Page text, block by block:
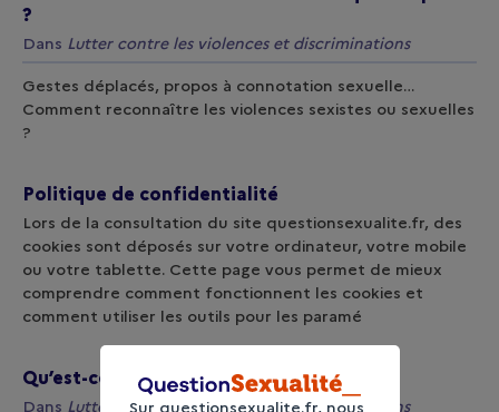
?
Dans Lutter contre les violences et discriminations
Gestes déplacés, propos à connotation sexuelle…
Comment reconnaître les violences sexistes ou sexuelles
?
Politique de confidentialité
Lors de la consultation du site questionsexualite.fr, des
cookies sont déposés sur votre ordinateur, votre mobile
ou votre tablette. Cette page vous permet de mieux
comprendre comment fonctionnent les cookies et
comment utiliser les outils pour les paramé
Qu’est-ce que la majorité sexuelle ?
Dans Lutter contre les violences et discriminations
Sur questionsexualite.fr, nous